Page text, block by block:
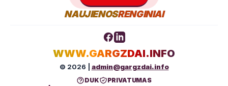
NAUJIENOSRENGINIAI
WWW.GARGZDAI.INFO
© 2026 | admin@gargzdai.info
DUK PRIVATUMAS